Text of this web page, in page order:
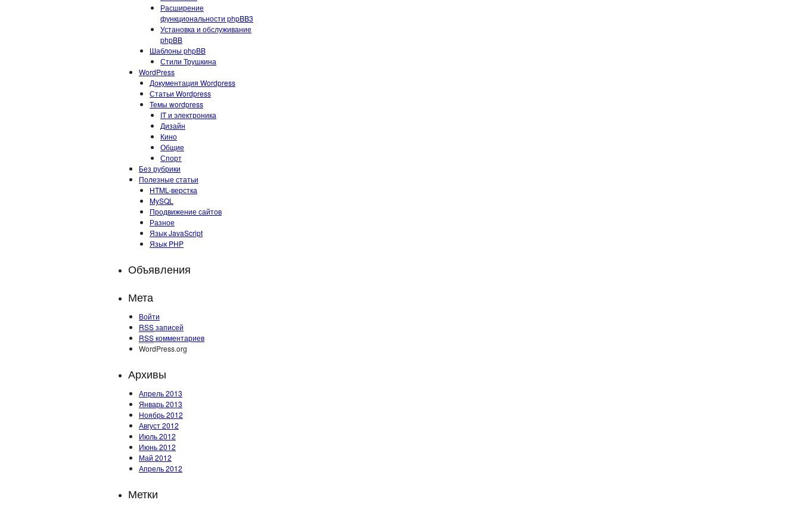
Расширение
функциональности phpBB3
Установка и обслуживание
phpBB
Шаблоны phpBB
Стили Трушкина
WordPress
Документация Wordpress
Статьи Wordpress
Темы wordpress
IT и электроника
Дизайн
Кино
Общие
Спорт
Без рубрики
Полезные статьи
HTML-верстка
MySQL
Продвижение сайтов
Разное
Язык JavaScript
Язык PHP
Объявления
Мета
Войти
RSSзаписей
RSSкомментариев
WordPress.org
Архивы
Апрель 2013
Январь 2013
Ноябрь 2012
Август 2012
Июль 2012
Июнь 2012
Май 2012
Апрель 2012
Метки